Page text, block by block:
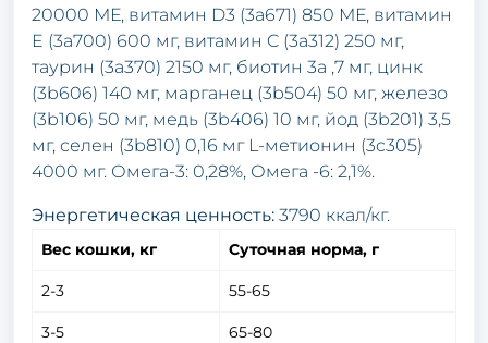
20000 МЕ, витамин D3 (3a671) 850 МЕ, витамин
E (3a700) 600 мг, витамин C (3a312) 250 мг,
таурин (3a370) 2150 мг, биотин 3a ,7 мг, цинк
(3b606) 140 мг, марганец (3b504) 50 мг, железо
(3b106) 50 мг, медь (3b406) 10 мг, йод (3b201) 3,5
мг, селен (3b810) 0,16 мг L-метионин (3c305)
4000 мг. Омега-3: 0,28%, Омега -6: 2,1%.
Энергетическая ценность: 3790 ккал/кг.
Вес кошки, кг Суточная норма, г
2-3 55-65
3-5 65-80